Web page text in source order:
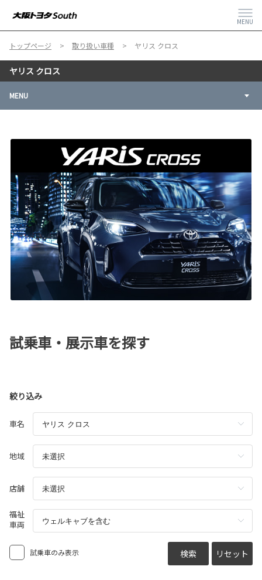
MENU
トップページ 取り扱い車種 ヤリス クロス
ヤリス クロス
MENU
試乗車・展示車を探す
絞り込み
車名
地域
店舗
福祉
車両
試乗車のみ表示 検索 リセット